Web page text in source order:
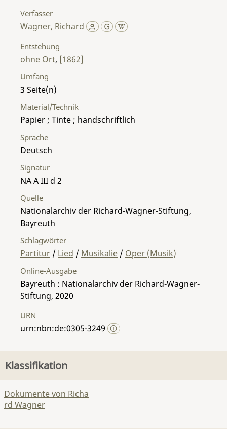
Verfasser
Wagner, Richard
Entstehung
ohne Ort, [1862]
Umfang
3
Material/Technik
Papier ; Tinte ; handschriftlich
Sprache
Deutsch
Signatur
NA A III d 2
Quelle
Nationalarchiv der Richard-Wagner-Stiftung,
Bayreuth
Schlagwörter
Partitur / Lied / Musikalie / Oper (Musik)
Online-Ausgabe
Bayreuth : Nationalarchiv der Richard-Wagner-
Stiftung, 2020
URN
urn:nbn:de:0305-3249
Klassifikation
Dokumente von Richa
rd Wagner